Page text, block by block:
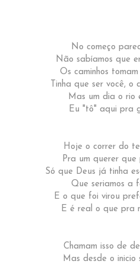
No começo
Não sabíamos que
Os caminhos
Tinha que ser você,
Mas um dia o rio
Eu "tô" aqui pra
Hoje o correr do
Pra um querer
Só que Deus já tinha
Que seriamos a
E o que foi virou
E é real o que pra
Chamam isso de
Mas desde o inicio